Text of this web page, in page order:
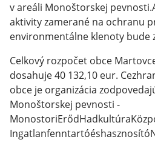
v areáli Monoštorskej
aktivity zamerané na ochranu
environmentálne klenoty bude
Celkový rozpočet obce
dosahuje 40 132,10 eur.
obce je organizácia
Monoštorskej pevnosti -